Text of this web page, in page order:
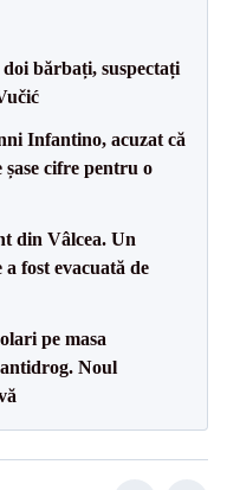
bărbați, suspectați
Infantino, acuzat că
cifre pentru o
din Vâlcea. Un
fost evacuată de
pe masa
Noul